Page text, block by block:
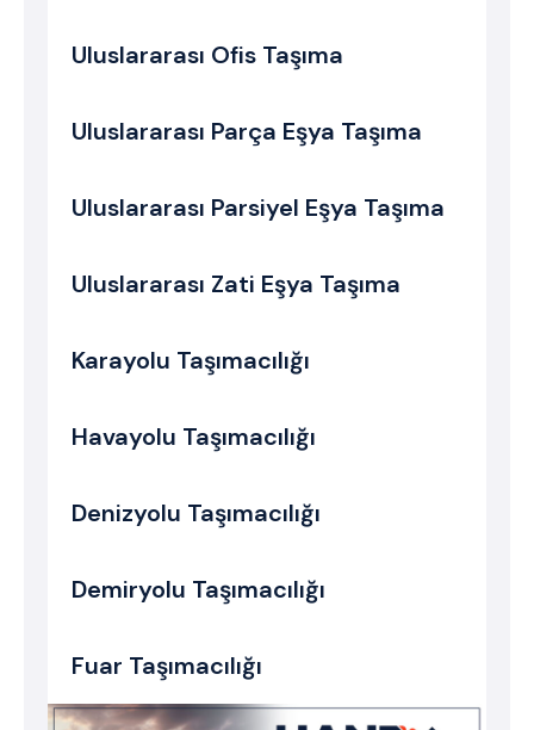
Uluslararası Ofis Taşıma
Uluslararası Parça Eşya Taşıma
Uluslararası Parsiyel Eşya Taşıma
Uluslararası Zati Eşya Taşıma
Karayolu Taşımacılığı
Havayolu Taşımacılığı
Denizyolu Taşımacılığı
Demiryolu Taşımacılığı
Fuar Taşımacılığı